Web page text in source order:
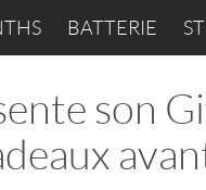
BATTERIE
son